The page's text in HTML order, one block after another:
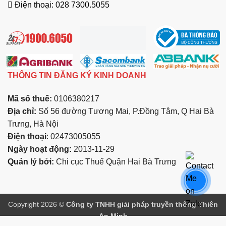
Điện thoại: 028 7300.5055
THÔNG TIN ĐĂNG KÝ KINH DOANH
Mã số thuế: 0106380217
Địa chỉ: Số 56 đường Tương Mai, P.Đồng Tâm, Q Hai Bà
Trưng, Hà Nội
Điện thoại: 02473005055
Ngày hoạt động: 2013-11-29
Quản lý bởi: Chi cục Thuế Quận Hai Bà Trưng
Copyright 2026 © Công ty TNHH giải pháp truyền thông Thiên
An Minh